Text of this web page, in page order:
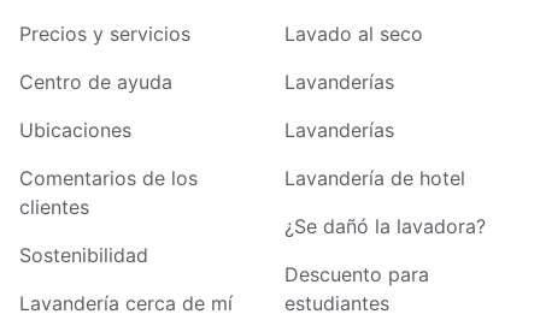
Precios y servicios
Centro de ayuda
Ubicaciones
Comentarios de los
clientes
Sostenibilidad
Lavandería cerca de mí
Lavado al seco
Lavanderías
Lavanderías
Lavandería de hotel
¿Se dañó la lavadora?
Descuento para
estudiantes